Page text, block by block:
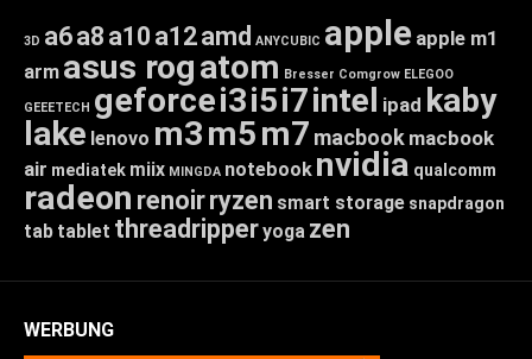
3D a6a8 a10 a12amd ANYCUBIC apple apple m1
arm asus rogatom Bresser Comgrow ELEGOO
GEEETECH geforcei3i5i7intel ipad kaby
lake lenovo m3m5m7 macbook macbook
air mediatek miix MINGDA notebook nvidia qualcomm
radeon renoirryzen smart storage snapdragon
tab tablet threadripperyoga zen
WERBUNG